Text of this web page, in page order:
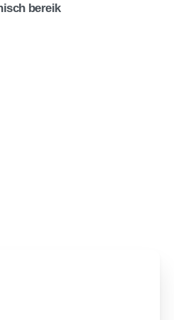
bereik